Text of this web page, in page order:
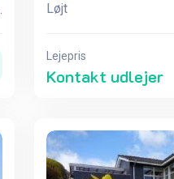
Løjt
Lejepris
Kontakt udlejer